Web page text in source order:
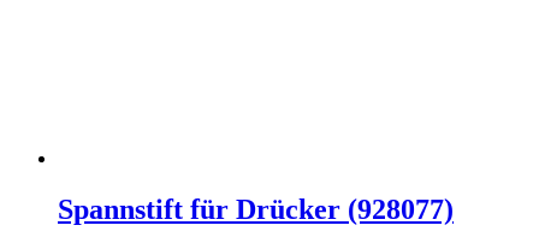
Spannstift für Drücker (928077)